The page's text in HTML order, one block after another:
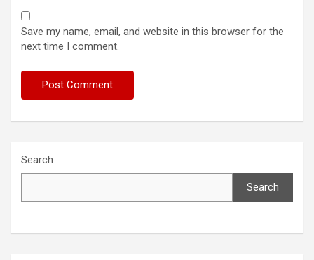
Save my name, email, and website in this browser for the
next time I comment.
Search
Search